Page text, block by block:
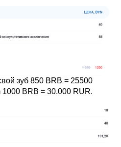
зуб 850 BRB = 25500
BRB = 30.000 RUR.